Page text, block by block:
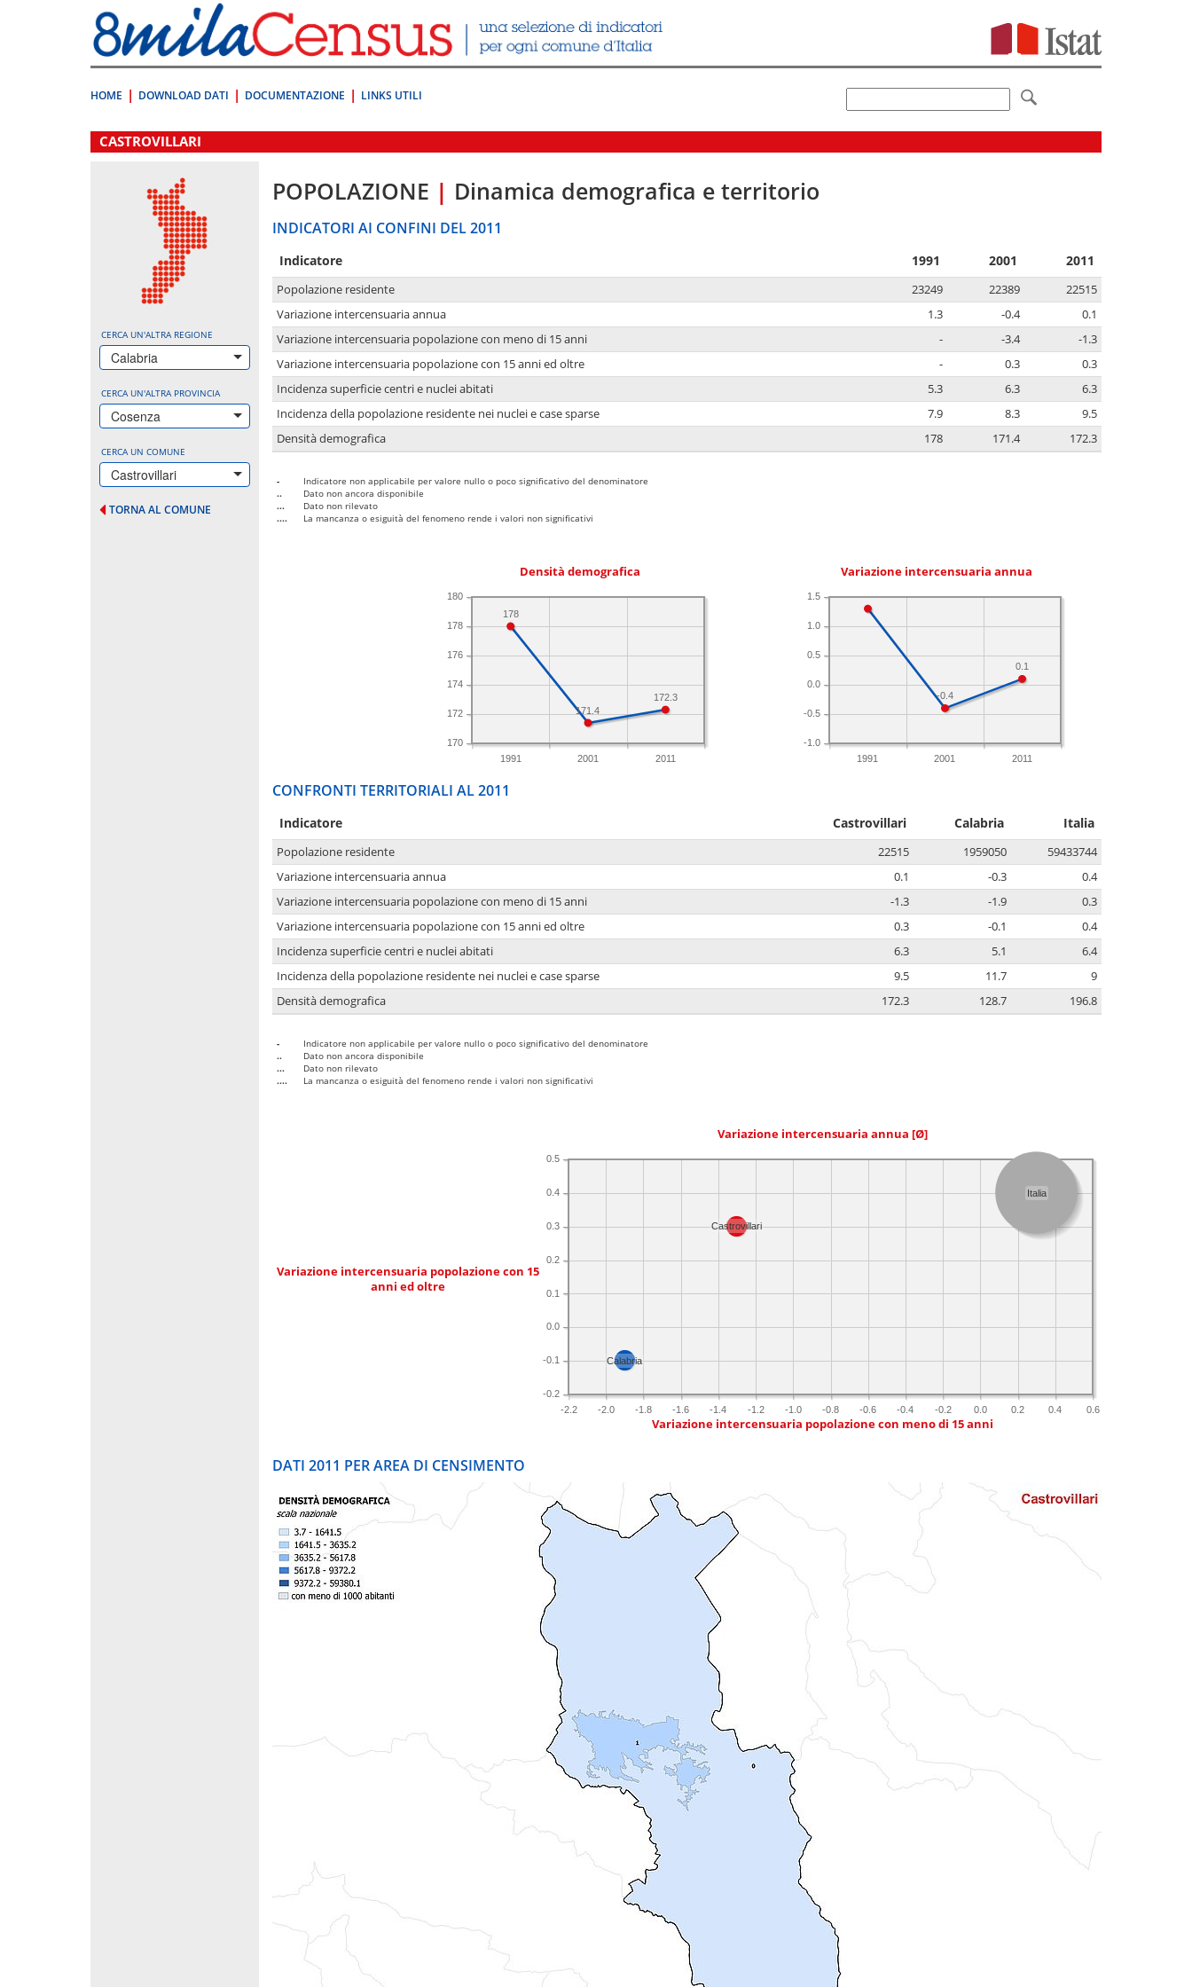
direttamente
a:
Contenuto
HOME DOWNLOAD DATI DOCUMENTAZIONE LINKS UTILI
.
CASTROVILLARI
CERCA UN'ALTRA REGIONE
Calabria
CERCA UN'ALTRA PROVINCIA
Cosenza
CERCA UN COMUNE
Castrovillari
TORNA AL COMUNE
POPOLAZIONE | Dinamica demografica e territorio
INDICATORI AI CONFINI DEL 2011
Indicatore 1991 2001 2011
Popolazione residente 23249 22389
22515
Variazione intercensuaria annua
1.3 -0.4
0.1
Variazione intercensuaria popolazione con meno di 15 anni
- -3.4
-1.3
Variazione intercensuaria popolazione con 15 anni ed oltre
- 0.3
0.3
Incidenza superficie centri e nuclei abitati
5.3 6.3
6.3
Incidenza della popolazione residente nei nuclei e case sparse
7.9 8.3
9.5
Densità demografica
178 171.4 172.3
-
Indicatore non applicabile per valore nullo o poco significativo del denominatore
..
Dato non ancora disponibile
...
Dato non rilevato
....
La mancanza o esiguità del fenomeno rende i valori non significativi
Densità demografica
1991 2001 2011
170
172
174
176
178
180
172.3
171.4
178
Variazione intercensuaria annua
1991 2001 2011
-1.0
-0.5
0.0
0.5
1.0
1.5
0.1
-0.4
CONFRONTI TERRITORIALI AL 2011
Indicatore Castrovillari Calabria Italia
Popolazione residente 22515 1959050
59433744
Variazione intercensuaria annua
0.1 -0.3
0.4
Variazione intercensuaria popolazione con meno di 15 anni
-1.3 -1.9
0.3
Variazione intercensuaria popolazione con 15 anni ed oltre
0.3 -0.1
0.4
Incidenza superficie centri e nuclei abitati
6.3 5.1
6.4
Incidenza della popolazione residente nei nuclei e case sparse
9.5 11.7
9
Densità demografica
172.3 128.7 196.8
-
Indicatore non applicabile per valore nullo o poco significativo del denominatore
..
Dato non ancora disponibile
...
Dato non rilevato
....
La mancanza o esiguità del fenomeno rende i valori non significativi
Variazione intercensuaria annua [Ø]
Variazione intercensuaria popolazione con 15
anni ed oltre
-2.2 -2.0 -1.8 -1.6 -1.4 -1.2 -1.0 -0.8 -0.6 -0.4 -0.2 0.0 0.2 0.4 0.6
-0.2
-0.1
0.0
0.1
0.2
0.3
0.4
0.5
Italia
Castrovillari
Calabria
Variazione intercensuaria popolazione con meno di 15 anni
DATI 2011 PER AREA DI CENSIMENTO